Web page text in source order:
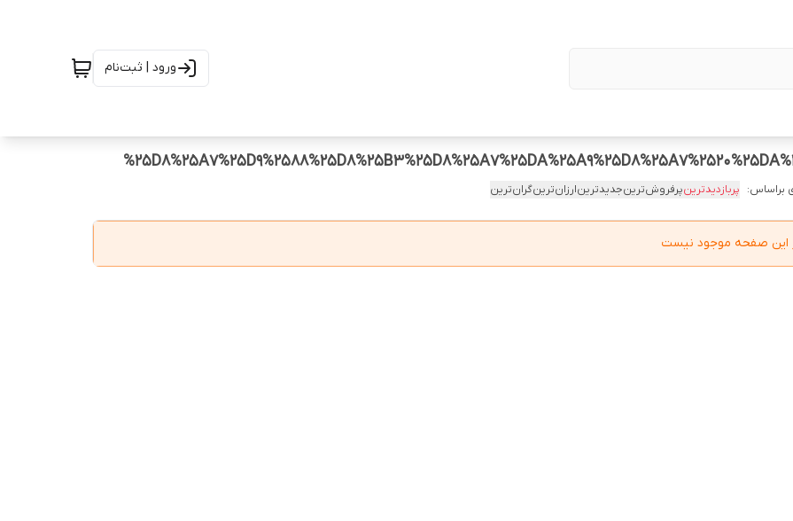
ورود | ثبت‌نام
براساس: پربازدیدترینپرفروش‌ترینجدیدترینارزان‌ترینگران‌ترین
این صفحه موجود نیست